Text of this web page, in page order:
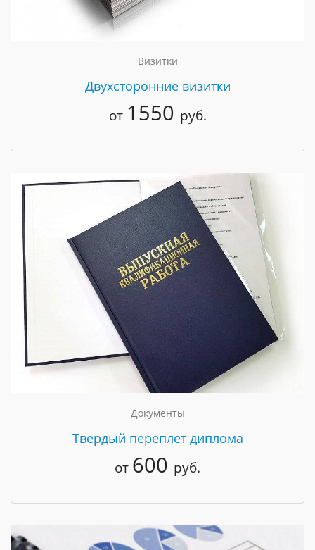
Визитки
Двухсторонние визитки
от 1550 руб.
Документы
Твердый переплет диплома
от 600 руб.